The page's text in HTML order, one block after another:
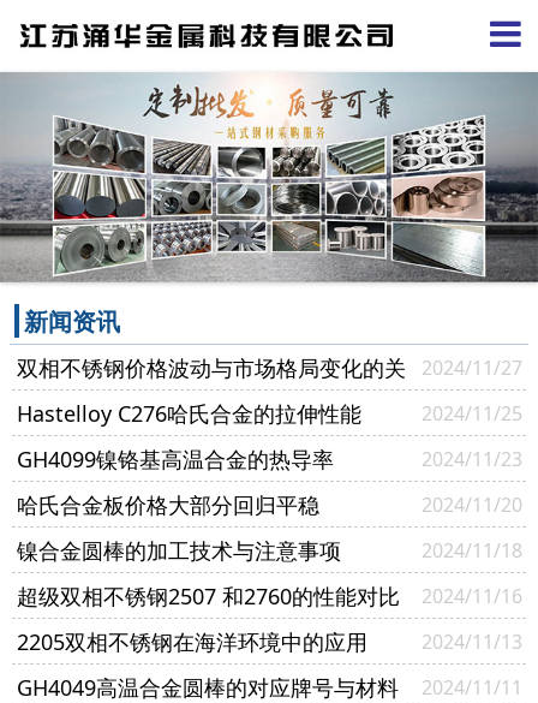
新闻资讯
双相不锈钢价格波动与市场格局变化的关
联性
2024/11/27
Hastelloy C276哈氏合金的拉伸性能 2024/11/25
GH4099镍铬基高温合金的热导率 2024/11/23
哈氏合金板价格大部分回归平稳 2024/11/20
镍合金圆棒的加工技术与注意事项 2024/11/18
超级双相不锈钢2507 和2760的性能对比 2024/11/16
2205双相不锈钢在海洋环境中的应用 2024/11/13
GH4049高温合金圆棒的对应牌号与材料
2024/11/11